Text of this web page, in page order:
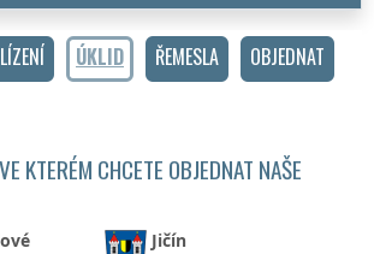
ÚKLID ŘEMESLA
OBJEDNAT
KTERÉM CHCETE OBJEDNAT NAŠE
Jičín